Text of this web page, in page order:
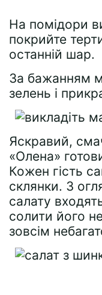
На помідори
покрийте
останній шар.
За бажанням
зелень і
Яскравий,
«Олена»
Кожен гість
склянки. З
салату
солити його
зовсім